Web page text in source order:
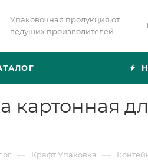
Упаковочная продукция от
ведущих производителей
картонная
— Крафт Упаковка —